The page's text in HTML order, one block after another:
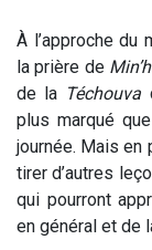
À l’approche du
la prière de
de la Téchouva
plus marqué
journée. Mais en
tirer d’autres
qui pourront
en général et de